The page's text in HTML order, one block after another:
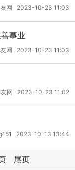
友网 2023-10-23 11:03
事业
友网 2023-10-23 11:03
友网 2023-10-23 11:02
2023-10-13 13:44
尾页